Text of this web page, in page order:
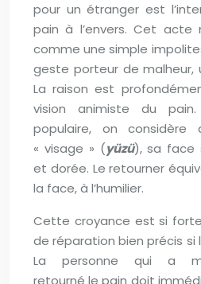
pour un étranger est
pain à l’envers. Cet acte
comme une simple
geste porteur de malheur,
La raison est
vision animiste du
populaire, on
« visage » (yüzü), sa face
et dorée. Le retourner
la face, à l’humilier.
Cette croyance est si forte
de réparation bien précis si
La personne qui a